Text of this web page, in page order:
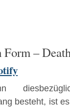
–
besteht, ist